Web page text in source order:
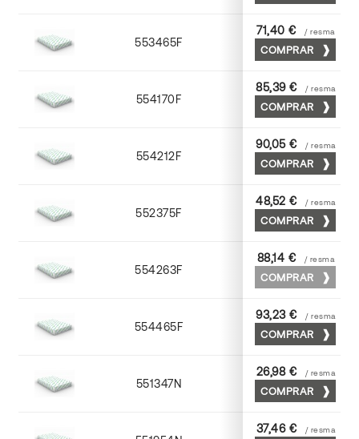
553465F 65 x 90
71,40 € / resma
COMPRAR
554170F 70 x 100
85,39 € / resma
COMPRAR
554212F 72 x 102
90,05 € / resma
COMPRAR
552375F 75 x 53
48,52 € / resma
COMPRAR
554263F 63 x 88
88,14 € / resma
COMPRAR
554465F 65 x 90
93,23 € / resma
COMPRAR
551347N 45 x 64
26,98 € / resma
COMPRAR
37,46 € / resma